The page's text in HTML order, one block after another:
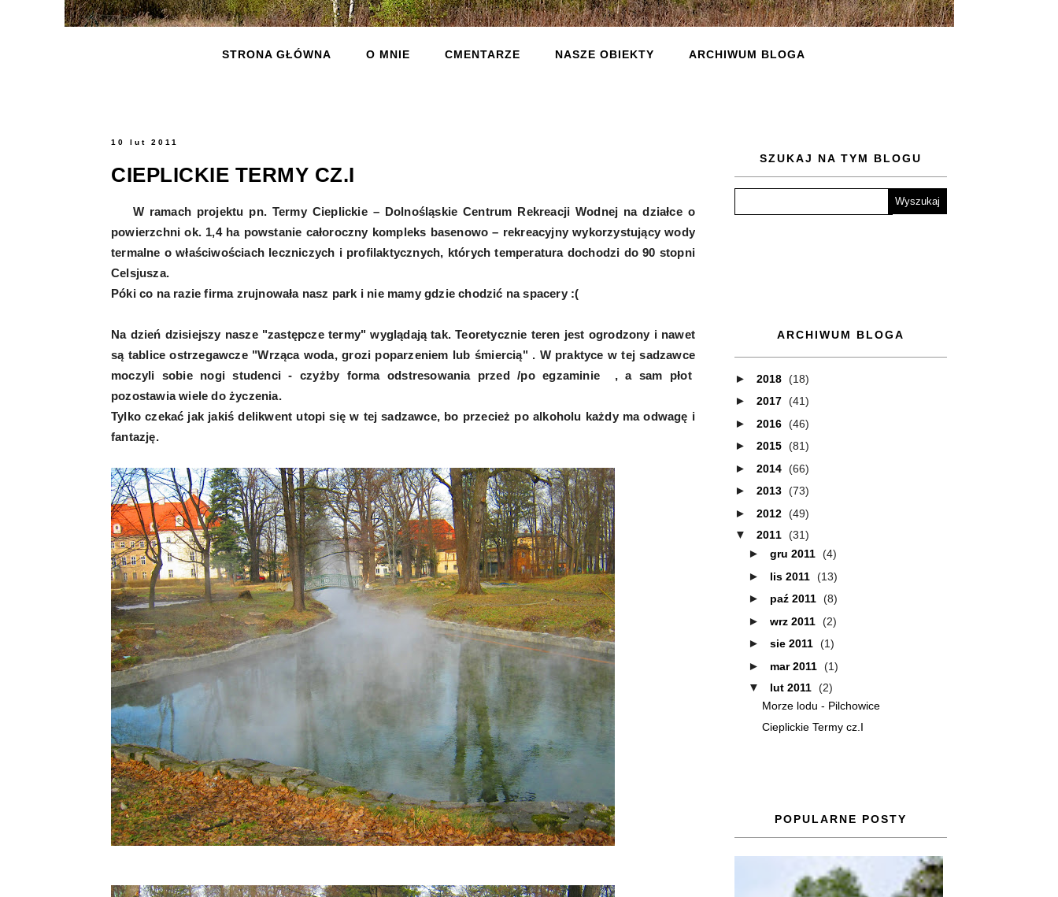
STRONA GŁÓWNA O MNIE CMENTARZE NASZE OBIEKTY ARCHIWUM BLOGA
10 lut 2011
CIEPLICKIE TERMY CZ.I
W ramach projektu pn. Termy Cieplickie – Dolnośląskie Centrum Rekreacji Wodnej na działce o
powierzchni ok. 1,4 ha powstanie całoroczny kompleks basenowo – rekreacyjny wykorzystujący wody
termalne o właściwościach leczniczych i profilaktycznych, których temperatura dochodzi do 90 stopni
Celsjusza.
Póki co na razie firma zrujnowała nasz park i nie mamy gdzie chodzić na spacery :(
Na dzień dzisiejszy nasze "zastępcze termy" wyglądają tak. Teoretycznie teren jest ogrodzony i nawet
są tablice ostrzegawcze "Wrząca woda, grozi poparzeniem lub śmiercią" . W praktyce w tej sadzawce
moczyli sobie nogi studenci - czyżby forma odstresowania przed /po egzaminie , a sam płot
pozostawia wiele do życzenia.
Tylko czekać jak jakiś delikwent utopi się w tej sadzawce, bo przecież po alkoholu każdy ma odwagę i
fantazję.
SZUKAJ NA TYM BLOGU
ARCHIWUM BLOGA
► 2018 (18)
► 2017 (41)
► 2016 (46)
► 2015 (81)
► 2014 (66)
► 2013 (73)
► 2012 (49)
▼ 2011 (31)
► gru 2011 (4)
► lis 2011 (13)
► paź 2011 (8)
► wrz 2011 (2)
► sie 2011 (1)
► mar 2011 (1)
▼ lut 2011 (2)
Morze lodu - Pilchowice
Cieplickie Termy cz.I
POPULARNE POSTY